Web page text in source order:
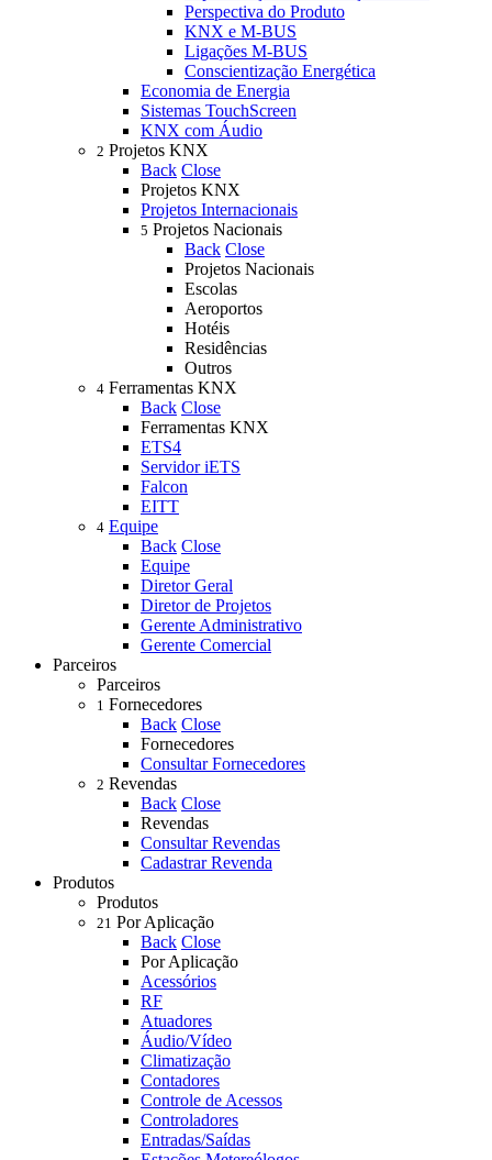
Perspectiva do Produto
KNX e M-BUS
Ligações M-BUS
Conscientização Energética
Economia de Energia
Sistemas TouchScreen
KNX com Áudio
2 Projetos KNX
Back Close
Projetos KNX
Projetos Internacionais
5 Projetos Nacionais
Back Close
Projetos Nacionais
Escolas
Aeroportos
Hotéis
Residências
Outros
4 Ferramentas KNX
Back Close
Ferramentas KNX
ETS4
Servidor iETS
Falcon
EITT
4 Equipe
Back Close
Equipe
Diretor Geral
Diretor de Projetos
Gerente Administrativo
Gerente Comercial
Parceiros
Parceiros
1 Fornecedores
Back Close
Fornecedores
Consultar Fornecedores
2 Revendas
Back Close
Revendas
Consultar Revendas
Cadastrar Revenda
Produtos
Produtos
21 Por Aplicação
Back Close
Por Aplicação
Acessórios
RF
Atuadores
Áudio/Vídeo
Climatização
Contadores
Controle de Acessos
Controladores
Entradas/Saídas